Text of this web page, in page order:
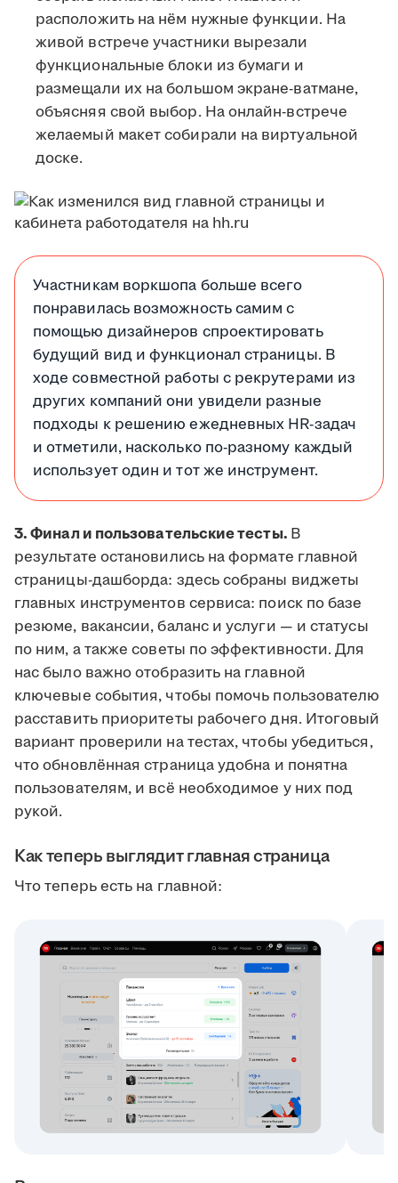
расположить на нём нужные функции. На
живой встрече участники вырезали
функциональные блоки из бумаги и
размещали их на большом экране-ватмане,
объясняя свой выбор. На онлайн-встрече
желаемый макет собирали на виртуальной
доске.
Участникам воркшопа больше всего
понравилась возможность самим с
помощью дизайнеров спроектировать
будущий вид и функционал страницы. В
ходе совместной работы с рекрутерами из
других компаний они увидели разные
подходы к решению ежедневных HR-задач
и отметили, насколько по-разному каждый
использует один и тот же инструмент.
3. Финал и пользовательские тесты. В
результате остановились на формате главной
страницы-дашборда: здесь собраны виджеты
главных инструментов сервиса: поиск по базе
резюме, вакансии, баланс и услуги — и статусы
по ним, а также советы по эффективности. Для
нас было важно отобразить на главной
ключевые события, чтобы помочь пользователю
расставить приоритеты рабочего дня. Итоговый
вариант проверили на тестах, чтобы убедиться,
что обновлённая страница удобна и понятна
пользователям, и всё необходимое у них под
рукой.
Как теперь выглядит главная страница
Что теперь есть на главной: